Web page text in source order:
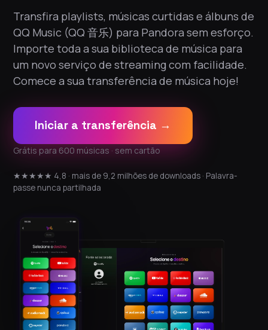
Transfira playlists, músicas curtidas e álbuns de
QQ Music (QQ 音乐) para Pandora sem esforço.
Importe toda a sua biblioteca de música para
um novo serviço de streaming com facilidade.
Comece a sua transferência de música hoje!
Iniciar a transferência →
Grátis para 600 músicas · sem cartão
★★★★★ 4,8 · mais de 9,2 milhões de downloads · Palavra-
passe nunca partilhada